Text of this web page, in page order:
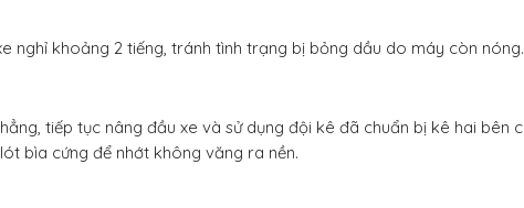
nghỉ khoảng 2 tiếng, tránh tình trạng bị bỏng dầu do máy còn nóng.
tiếp tục nâng đầu xe và sử dụng đội kê đã chuẩn bị kê hai bên
bìa cứng để nhớt không văng ra nền.